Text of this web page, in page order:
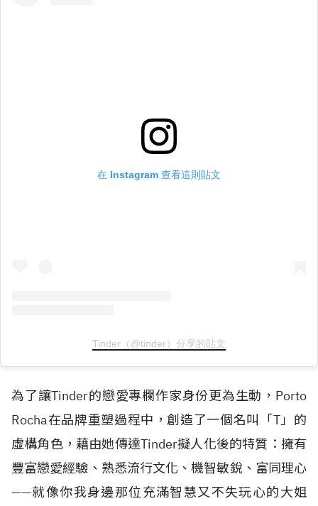
在 Instagram 查看這則貼文
Tinder（@tinder）分享的貼文
為了讓Tinder的戀愛專欄作家身份更為生動，Porto
Rocha在品牌重塑過程中，創造了一個名叫「T」的
虛構角色，藉由她傳達Tinder擬人化後的特質：擁有
豐富戀愛經驗、熟悉流行文化、機智敏銳、富同理心
——就像你我身邊那位充滿智慧又不失玩心的大姐